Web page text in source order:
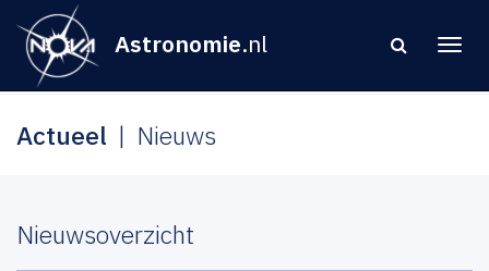
Astronomie.nl
Actueel Nieuws
Nieuwsoverzicht